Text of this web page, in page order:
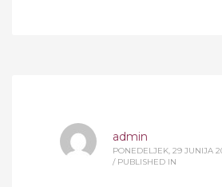
admin
PONEDELJEK, 29 JUNIJA
/ PUBLISHED IN